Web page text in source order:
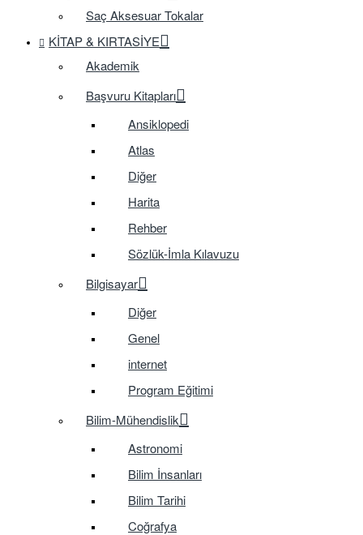
Saç Aksesuar Tokalar
KITAP & KIRTASIYE
Akademik
Başvuru Kitapları
Ansiklopedi
Atlas
Diğer
Harita
Rehber
Sözlük-İmla Kılavuzu
Bilgisayar
Diğer
Genel
internet
Program Eğitimi
Bilim-Mühendislik
Astronomi
Bilim İnsanları
Bilim Tarihi
Coğrafya